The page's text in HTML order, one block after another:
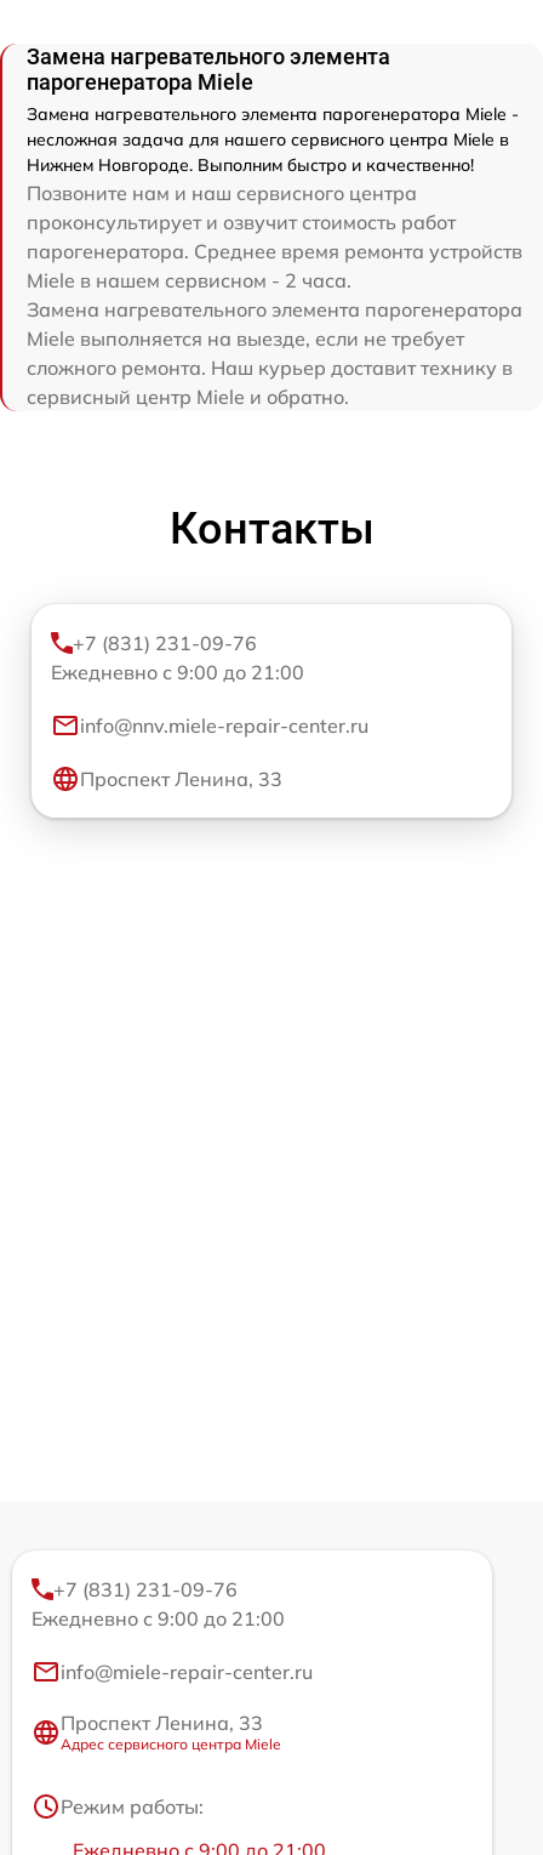
Замена нагревательного элемента
парогенератора Miele
Замена нагревательного элемента парогенератора Miele -
несложная задача для нашего сервисного центра Miele в
Нижнем Новгороде. Выполним быстро и качественно!
Позвоните нам и наш сервисного центра
проконсультирует и озвучит стоимость работ
парогенератора. Среднее время ремонта устройств
Miele в нашем сервисном - 2 часа.
Замена нагревательного элемента парогенератора
Miele выполняется на выезде, если не требует
сложного ремонта. Наш курьер доставит технику в
сервисный центр Miele и обратно.
Контакты
+7 (831) 231-09-76
Ежедневно с 9:00 до 21:00
info@nnv.miele-repair-center.ru
Проспект Ленина, 33
+7 (831) 231-09-76
Ежедневно с 9:00 до 21:00
info@miele-repair-center.ru
Проспект Ленина, 33
Адрес сервисного центра Miele
Режим работы:
Ежедневно с 9:00 до 21:00